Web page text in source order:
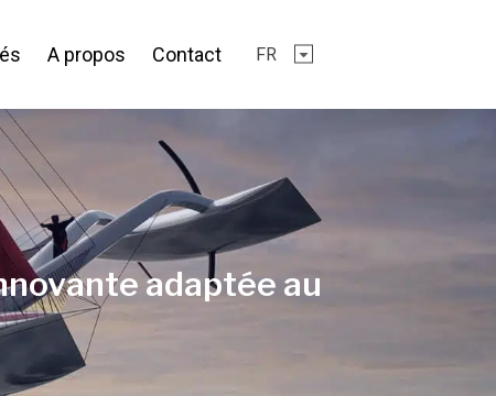
FR
A propos Contact
adaptée au